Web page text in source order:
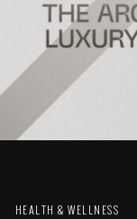
HEALTH & WELLNESS